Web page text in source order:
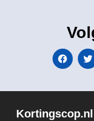
Kortingscop.nl